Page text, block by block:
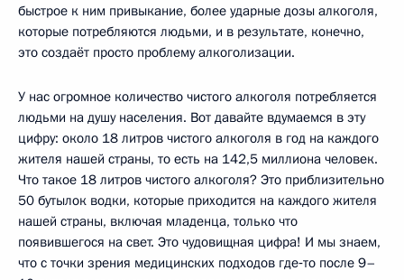
быстрое к ним привыкание, более ударные дозы алкоголя,
которые потребляются людьми, и в результате, конечно,
это создаёт просто проблему алкоголизации.
У нас огромное количество чистого алкоголя потребляется
людьми на душу населения. Вот давайте вдумаемся в эту
цифру: около 18 литров чистого алкоголя в год на каждого
жителя нашей страны, то есть на 142,5 миллиона человек.
Что такое 18 литров чистого алкоголя? Это приблизительно
50 бутылок водки, которые приходится на каждого жителя
нашей страны, включая младенца, только что
появившегося на свет. Это чудовищная цифра! И мы знаем,
что с точки зрения медицинских подходов где‑то после 9–